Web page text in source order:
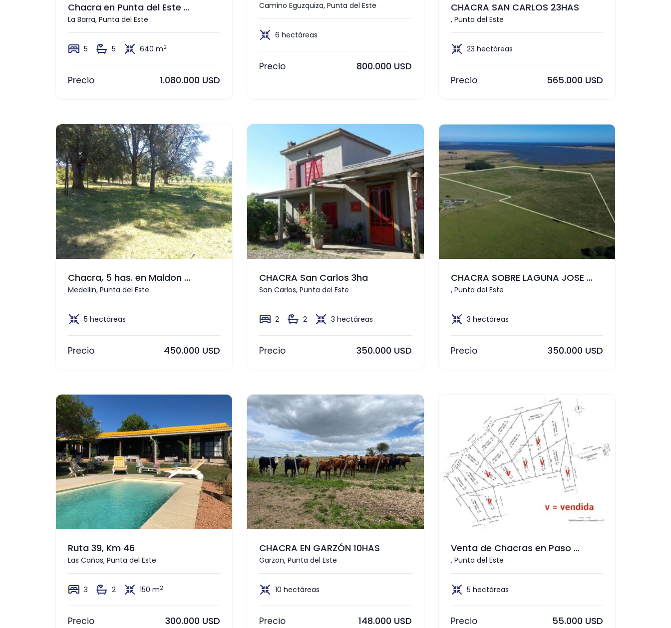
Chacra en Punta del Este ...
La Barra, Punta del Este
5 5 640 m2
Precio 1.080.000 USD
Camino Eguzquiza, Punta del Este
6 hectáreas
Precio 800.000 USD
CHACRA SAN CARLOS 23HAS
, Punta del Este
23 hectáreas
Precio 565.000 USD
Chacra, 5 has. en Maldon ...
Medellin, Punta del Este
5 hectáreas
Precio 450.000 USD
CHACRA San Carlos 3ha
San Carlos, Punta del Este
2 2 3 hectáreas
Precio 350.000 USD
CHACRA SOBRE LAGUNA JOSE ...
, Punta del Este
3 hectáreas
Precio 350.000 USD
Ruta 39, Km 46
Las Cañas, Punta del Este
3 2 150 m2
Precio 300.000 USD
CHACRA EN GARZÓN 10HAS
Garzon, Punta del Este
10 hectáreas
Precio 148.000 USD
Venta de Chacras en Paso ...
, Punta del Este
5 hectáreas
Precio 55.000 USD